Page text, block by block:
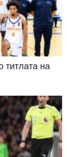
титлата на